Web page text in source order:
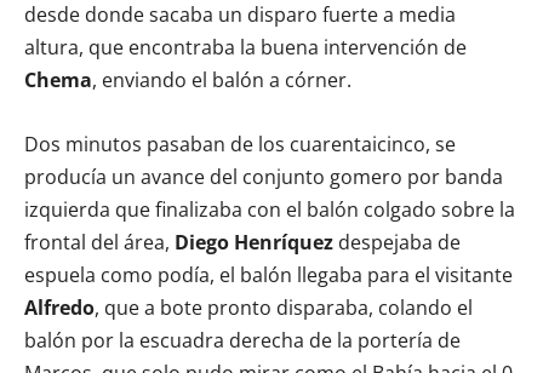
desde donde sacaba un disparo fuerte a media
altura, que encontraba la buena intervención de
Chema, enviando el balón a córner.
Dos minutos pasaban de los cuarentaicinco, se
producía un avance del conjunto gomero por banda
izquierda que finalizaba con el balón colgado sobre la
frontal del área, Diego Henríquez despejaba de
espuela como podía, el balón llegaba para el visitante
Alfredo, que a bote pronto disparaba, colando el
balón por la escuadra derecha de la portería de